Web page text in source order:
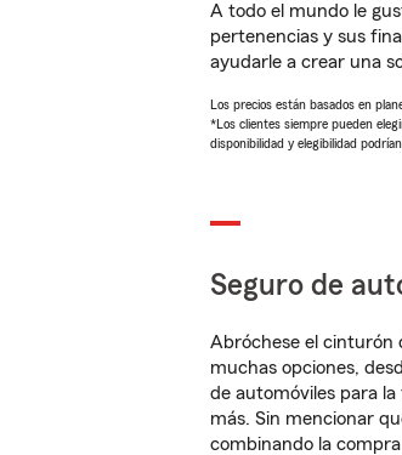
A todo el mundo le
pertenencias y sus
ayudarle a crear una
Los precios están basados en
*Los clientes siempre pueden
disponibilidad y elegibilidad
Seguro de
Abróchese el cinturón
muchas opciones,
de automóviles para
más. Sin mencionar
combinando la